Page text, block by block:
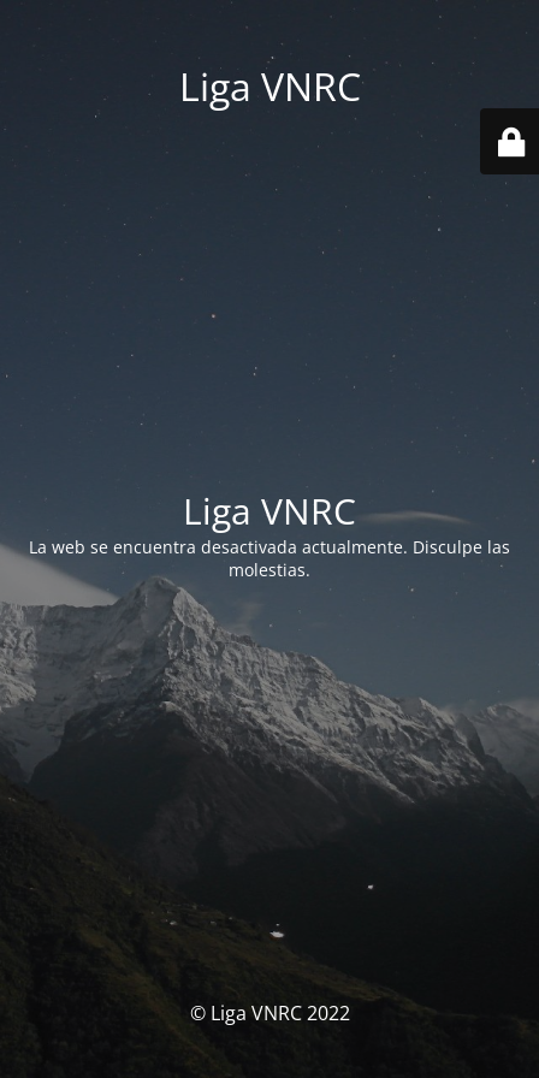
Liga VNRC
Liga VNRC
La web se encuentra desactivada actualmente. Disculpe las
molestias.
© Liga VNRC 2022